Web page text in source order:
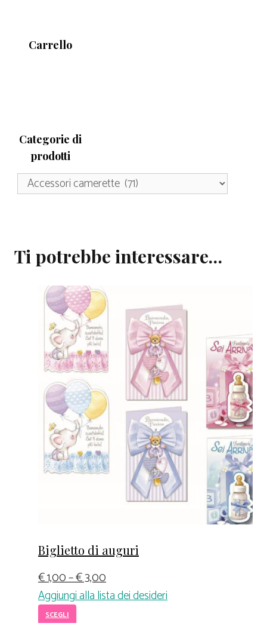
Carrello
Categorie di
prodotti
Ti potrebbe interessare…
Biglietto di auguri
€1,00–€3,00
Aggiungi alla lista dei desideri
SCEGLI